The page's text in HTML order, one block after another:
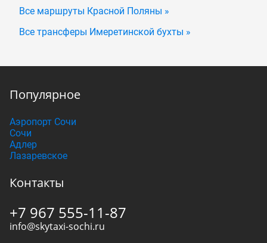
Все маршруты Красной Поляны »
Все трансферы Имеретинской бухты »
Популярное
Аэропорт Сочи
Сочи
Адлер
Лазаревское
Контакты
+7 967 555-11-87
info@skytaxi-sochi.ru